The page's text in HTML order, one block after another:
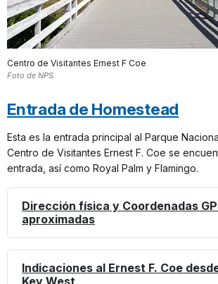
Centro de Visitantes Ernest F Coe
Foto de NPS
Entrada de Homestead
Esta es la entrada principal al Parque
Centro de Visitantes Ernest F. Coe se
entrada, así como Royal Palm y Flamingo.
Dirección física y Coordenadas
aproximadas
Indicaciones al Ernest F. Coe